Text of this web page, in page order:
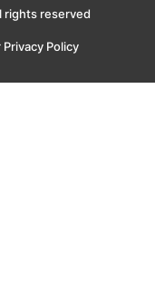
rights reserved
Privacy Policy